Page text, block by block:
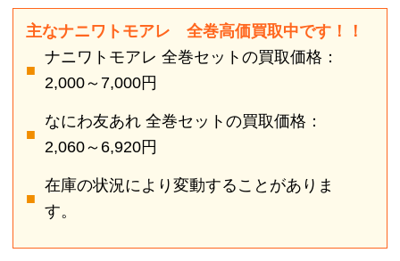
ナニワトモアレ 全巻高価買取中で
す！！の買取実績
ナニワトモアレ1～28巻を4,900円
で買取りしました！
に出すことにしました。買取店に行くのは面倒だっ
たので、宅配買取を利用することにしました。コン
することにしました。